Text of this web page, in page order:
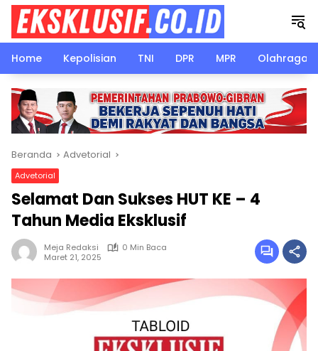
Langsung
konten
Home
Kepolisian TNI DPR MPR Olahraga
Beranda Advetorial
Advetorial
Selamat Dan Sukses HUT KE – 4
Tahun Media Eksklusif
Meja Redaksi
0 Min Baca
Maret 21, 2025